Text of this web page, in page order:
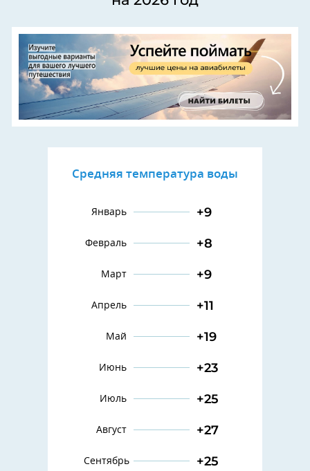
Средняя температура воды
Январь +9
Февраль +8
Март +9
Апрель +11
Май +19
Июнь +23
Июль +25
Август +27
Сентябрь +25